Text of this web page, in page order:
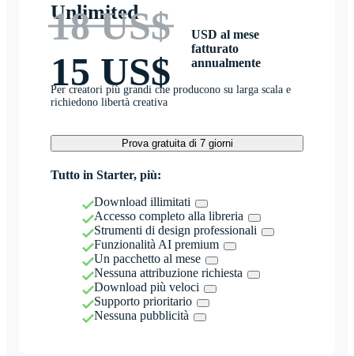
Unlimited
18 US$
15 US$
USD al mese
fatturato
annualmente
Per creatori più grandi che producono su larga scala e
richiedono libertà creativa
Prova gratuita di 7 giorni
Tutto in Starter, più:
Download illimitati
Accesso completo alla libreria
Strumenti di design professionali
Funzionalità AI premium
Un pacchetto al mese
Nessuna attribuzione richiesta
Download più veloci
Supporto prioritario
Nessuna pubblicità